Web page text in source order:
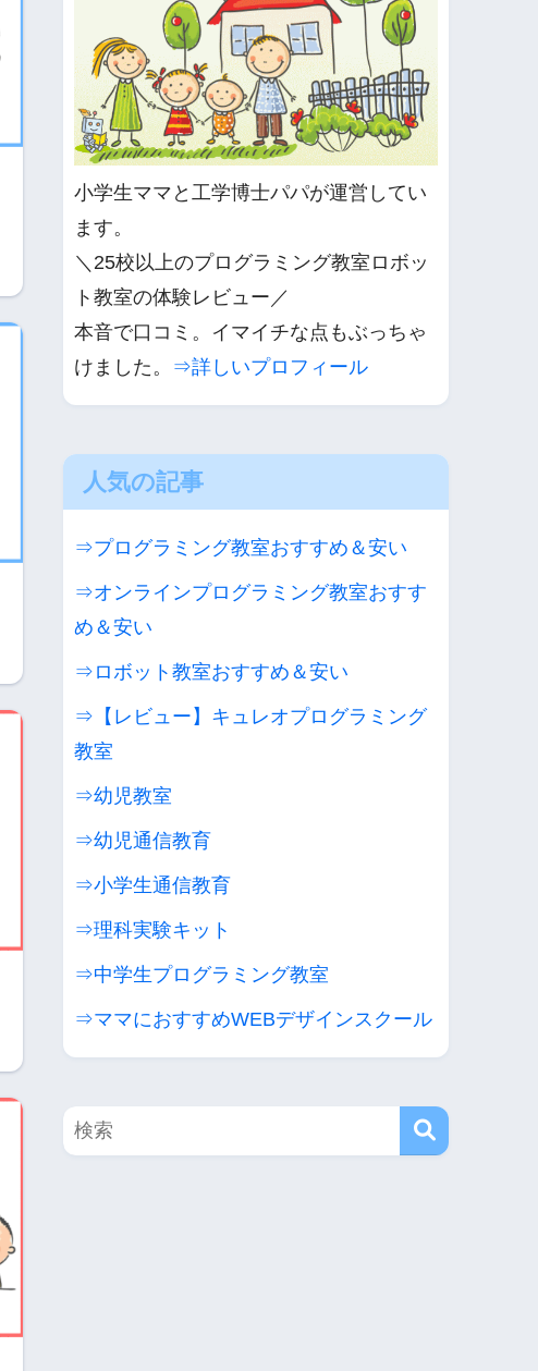
小学生ママと工学博士パパが運営してい
ます。
＼25校以上のプログラミング教室ロボッ
ト教室の体験レビュー／
本音で口コミ。イマイチな点もぶっちゃ
けました。 ⇒詳しいプロフィール
人気の記事
⇒プログラミング教室おすすめ＆安い
⇒オンラインプログラミング教室おすす
め＆安い
⇒ロボット教室おすすめ＆安い
⇒【レビュー】キュレオプログラミング
教室
⇒幼児教室
⇒幼児通信教育
⇒小学生通信教育
⇒理科実験キット
⇒中学生プログラミング教室
⇒ママにおすすめWEBデザインスクール